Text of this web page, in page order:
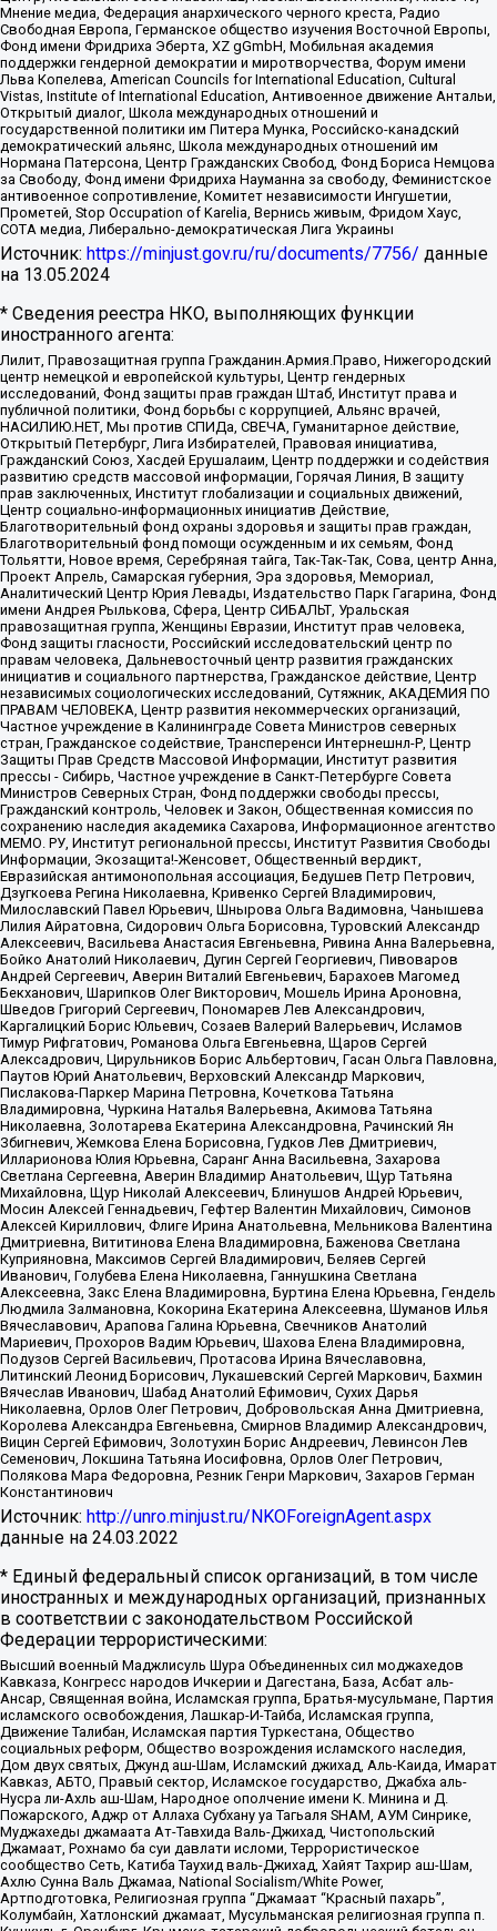
Мнение медиа, Федерация анархического черного креста, Радио
Свободная Европа, Германское общество изучения Восточной Европы,
Фонд имени Фридриха Эберта, XZ gGmbH, Мобильная академия
поддержки гендерной демократии и миротворчества, Форум имени
Льва Копелева, American Councils for International Education, Cultural
Vistas, Institute of International Education, Антивоенное движение Антальи,
Открытый диалог, Школа международных отношений и
государственной политики им Питера Мунка, Российско-канадский
демократический альянс, Школа международных отношений им
Нормана Патерсона, Центр Гражданских Свобод, Фонд Бориса Немцова
за Свободу, Фонд имени Фридриха Науманна за свободу, Феминистское
антивоенное сопротивление, Комитет независимости Ингушетии,
Прометей, Stop Occupation of Karelia, Вернись живым, Фридом Хаус,
СОТА медиа, Либерально-демократическая Лига Украины
Источник: https://minjust.gov.ru/ru/documents/7756/ данные
на 13.05.2024
* Сведения реестра НКО, выполняющих функции
иностранного агента:
Лилит, Правозащитная группа Гражданин.Армия.Право, Нижегородский
центр немецкой и европейской культуры, Центр гендерных
исследований, Фонд защиты прав граждан Штаб, Институт права и
публичной политики, Фонд борьбы с коррупцией, Альянс врачей,
НАСИЛИЮ.НЕТ, Мы против СПИДа, СВЕЧА, Гуманитарное действие,
Открытый Петербург, Лига Избирателей, Правовая инициатива,
Гражданский Союз, Хасдей Ерушалаим, Центр поддержки и содействия
развитию средств массовой информации, Горячая Линия, В защиту
прав заключенных, Институт глобализации и социальных движений,
Центр социально-информационных инициатив Действие,
Благотворительный фонд охраны здоровья и защиты прав граждан,
Благотворительный фонд помощи осужденным и их семьям, Фонд
Тольятти, Новое время, Серебряная тайга, Так-Так-Так, Сова, центр Анна,
Проект Апрель, Самарская губерния, Эра здоровья, Мемориал,
Аналитический Центр Юрия Левады, Издательство Парк Гагарина, Фонд
имени Андрея Рылькова, Сфера, Центр СИБАЛЬТ, Уральская
правозащитная группа, Женщины Евразии, Институт прав человека,
Фонд защиты гласности, Российский исследовательский центр по
правам человека, Дальневосточный центр развития гражданских
инициатив и социального партнерства, Гражданское действие, Центр
независимых социологических исследований, Сутяжник, АКАДЕМИЯ ПО
ПРАВАМ ЧЕЛОВЕКА, Центр развития некоммерческих организаций,
Частное учреждение в Калининграде Совета Министров северных
стран, Гражданское содействие, Трансперенси Интернешнл-Р, Центр
Защиты Прав Средств Массовой Информации, Институт развития
прессы - Сибирь, Частное учреждение в Санкт-Петербурге Совета
Министров Северных Стран, Фонд поддержки свободы прессы,
Гражданский контроль, Человек и Закон, Общественная комиссия по
сохранению наследия академика Сахарова, Информационное агентство
МЕМО. РУ, Институт региональной прессы, Институт Развития Свободы
Информации, Экозащита!-Женсовет, Общественный вердикт,
Евразийская антимонопольная ассоциация, Бедушев Петр Петрович,
Дзугкоева Регина Николаевна, Кривенко Сергей Владимирович,
Милославский Павел Юрьевич, Шнырова Ольга Вадимовна, Чанышева
Лилия Айратовна, Сидорович Ольга Борисовна, Туровский Александр
Алексеевич, Васильева Анастасия Евгеньевна, Ривина Анна Валерьевна,
Бойко Анатолий Николаевич, Дугин Сергей Георгиевич, Пивоваров
Андрей Сергеевич, Аверин Виталий Евгеньевич, Барахоев Магомед
Бекханович, Шарипков Олег Викторович, Мошель Ирина Ароновна,
Шведов Григорий Сергеевич, Пономарев Лев Александрович,
Каргалицкий Борис Юльевич, Созаев Валерий Валерьевич, Исламов
Тимур Рифгатович, Романова Ольга Евгеньевна, Щаров Сергей
Алексадрович, Цирульников Борис Альбертович, Гасан Ольга Павловна,
Паутов Юрий Анатольевич, Верховский Александр Маркович,
Пислакова-Паркер Марина Петровна, Кочеткова Татьяна
Владимировна, Чуркина Наталья Валерьевна, Акимова Татьяна
Николаевна, Золотарева Екатерина Александровна, Рачинский Ян
Збигневич, Жемкова Елена Борисовна, Гудков Лев Дмитриевич,
Илларионова Юлия Юрьевна, Саранг Анна Васильевна, Захарова
Светлана Сергеевна, Аверин Владимир Анатольевич, Щур Татьяна
Михайловна, Щур Николай Алексеевич, Блинушов Андрей Юрьевич,
Мосин Алексей Геннадьевич, Гефтер Валентин Михайлович, Симонов
Алексей Кириллович, Флиге Ирина Анатольевна, Мельникова Валентина
Дмитриевна, Вититинова Елена Владимировна, Баженова Светлана
Куприяновна, Максимов Сергей Владимирович, Беляев Сергей
Иванович, Голубева Елена Николаевна, Ганнушкина Светлана
Алексеевна, Закс Елена Владимировна, Буртина Елена Юрьевна, Гендель
Людмила Залмановна, Кокорина Екатерина Алексеевна, Шуманов Илья
Вячеславович, Арапова Галина Юрьевна, Свечников Анатолий
Мариевич, Прохоров Вадим Юрьевич, Шахова Елена Владимировна,
Подузов Сергей Васильевич, Протасова Ирина Вячеславовна,
Литинский Леонид Борисович, Лукашевский Сергей Маркович, Бахмин
Вячеслав Иванович, Шабад Анатолий Ефимович, Сухих Дарья
Николаевна, Орлов Олег Петрович, Добровольская Анна Дмитриевна,
Королева Александра Евгеньевна, Смирнов Владимир Александрович,
Вицин Сергей Ефимович, Золотухин Борис Андреевич, Левинсон Лев
Семенович, Локшина Татьяна Иосифовна, Орлов Олег Петрович,
Полякова Мара Федоровна, Резник Генри Маркович, Захаров Герман
Константинович
Источник: http://unro.minjust.ru/NKOForeignAgent.aspx
данные на 24.03.2022
* Единый федеральный список организаций, в том числе
иностранных и международных организаций, признанных
в соответствии с законодательством Российской
Федерации террористическими:
Высший военный Маджлисуль Шура Объединенных сил моджахедов
Кавказа, Конгресс народов Ичкерии и Дагестана, База, Асбат аль-
Ансар, Священная война, Исламская группа, Братья-мусульмане, Партия
исламского освобождения, Лашкар-И-Тайба, Исламская группа,
Движение Талибан, Исламская партия Туркестана, Общество
социальных реформ, Общество возрождения исламского наследия,
Дом двух святых, Джунд аш-Шам, Исламский джихад, Аль-Каида, Имарат
Кавказ, АБТО, Правый сектор, Исламское государство, Джабха аль-
Нусра ли-Ахль аш-Шам, Народное ополчение имени К. Минина и Д.
Пожарского, Аджр от Аллаха Субхану уа Тагьаля SHAM, АУМ Синрике,
Муджахеды джамаата Ат-Тавхида Валь-Джихад, Чистопольский
Джамаат, Рохнамо ба суи давлати исломи, Террористическое
сообщество Сеть, Катиба Таухид валь-Джихад, Хайят Тахрир аш-Шам,
Ахлю Сунна Валь Джамаа, National Socialism/White Power,
Артподготовка, Религиозная группа “Джамаат “Красный пахарь”,
Колумбайн, Хатлонский джамаат, Мусульманская религиозная группа п.